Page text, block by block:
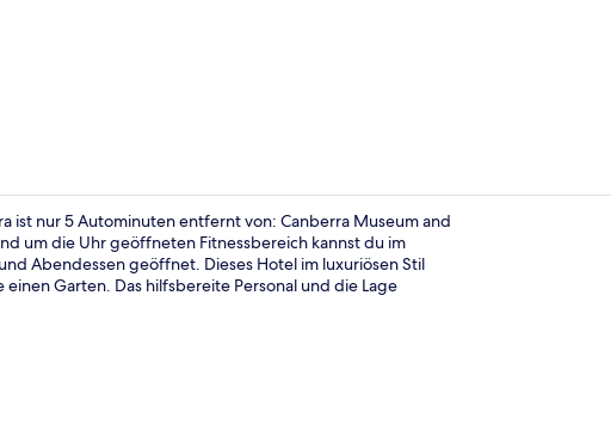
ist nur 5 Autominuten entfernt von: Canberra Museum and
um die Uhr geöffneten Fitnessbereich kannst du im
Abendessen geöffnet. Dieses Hotel im luxuriösen Stil
Garten. Das hilfsbereite Personal und die Lage